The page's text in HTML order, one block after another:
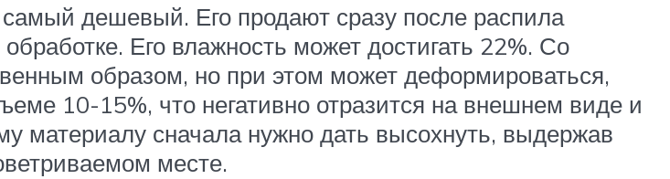
дешевый. Его продают сразу после распила
Его влажность может достигать 22%. Со
образом, но при этом может деформироваться,
10-15%, что негативно отразится на внешнем виде и
материалу сначала нужно дать высохнуть, выдержав
месте.